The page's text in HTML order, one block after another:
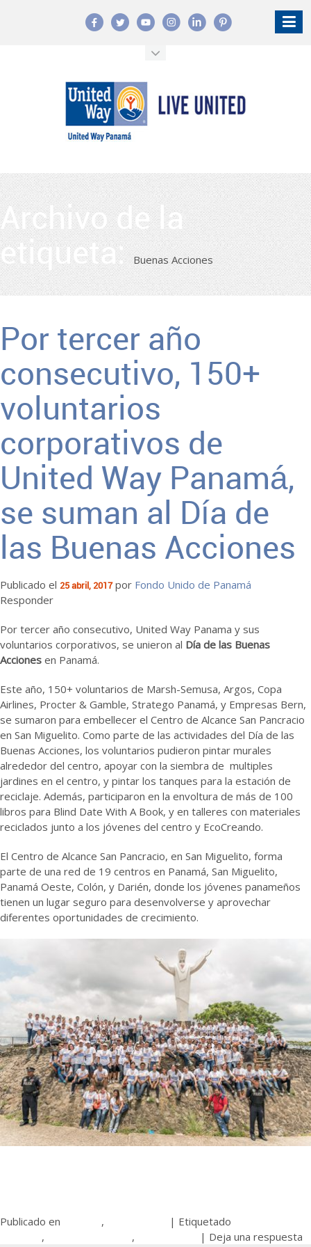
Archivo de la
etiqueta:Buenas Acciones
Por tercer año
consecutivo, 150+
voluntarios
corporativos de
United Way Panamá,
se suman al Día de
las Buenas Acciones
Publicado el 25 abril, 2017 por Fondo Unido de Panamá
Responder
Por tercer año consecutivo, United Way Panama y sus
voluntarios corporativos, se unieron al Día de las Buenas
Acciones en Panamá.
Este año, 150+ voluntarios de Marsh-Semusa, Argos, Copa
Airlines, Procter & Gamble, Stratego Panamá, y Empresas Bern,
se sumaron para embellecer el Centro de Alcance San Pancracio
en San Miguelito. Como parte de las actividades del Día de las
Buenas Acciones, los voluntarios pudieron pintar murales
alrededor del centro, apoyar con la siembra de multiples
jardines en el centro, y pintar los tanques para la estación de
reciclaje. Además, participaron en la envoltura de más de 100
libros para Blind Date With A Book, y en talleres con materiales
reciclados junto a los jóvenes del centro y EcoCreando.
El Centro de Alcance San Pancracio, en San Miguelito, forma
parte de una red de 19 centros en Panamá, San Miguelito,
Panamá Oeste, Colón, y Darién, donde los jóvenes panameños
tienen un lugar seguro para desenvolverse y aprovechar
diferentes oportunidades de crecimiento.
Publicado en , | Etiquetado
, , | Deja una respuesta